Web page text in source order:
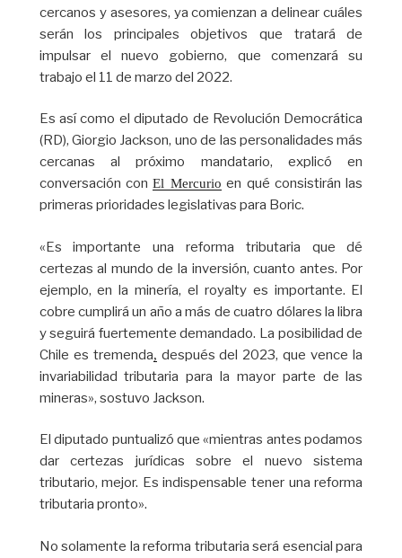
cercanos y asesores, ya comienzan a delinear cuáles
serán los principales objetivos que tratará de
impulsar el nuevo gobierno, que comenzará su
trabajo el 11 de marzo del 2022.
Es así como el diputado de Revolución Democrática
(RD), Giorgio Jackson, uno de las personalidades más
cercanas al próximo mandatario, explicó en
conversación conEl Mercurio en qué consistirán las
primeras prioridades legislativas para Boric.
«Es importante una reforma tributaria que dé
certezas al mundo de la inversión, cuanto antes. Por
ejemplo, en la minería, el royalty es importante. El
cobre cumplirá un año a más de cuatro dólares la libra
y seguirá fuertemente demandado. La posibilidad de
Chile es tremenda, después del 2023, que vence la
invariabilidad tributaria para la mayor parte de las
mineras», sostuvo Jackson.
El diputado puntualizó que «mientras antes podamos
dar certezas jurídicas sobre el nuevo sistema
tributario, mejor. Es indispensable tener una reforma
tributaria pronto».
No solamente la reforma tributaria será esencial para